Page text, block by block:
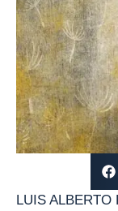
LUIS ALBERTO